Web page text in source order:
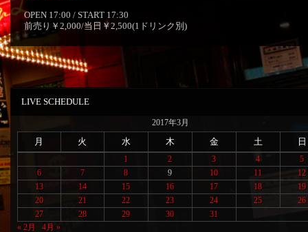
OPEN 17:00 / START 17:30
前売り￥2,000/当日￥2,500(1ドリンク別)
LIVE SCHEDULE
2017年3月
月 火 水 木 金 土 日
1 2 3 4
5
6
7 8 9 10 11
12
13
14 15 16 17 18
19
20
21 22 23 24 25
26
27
28 29 30
31
« 2月
4月 »